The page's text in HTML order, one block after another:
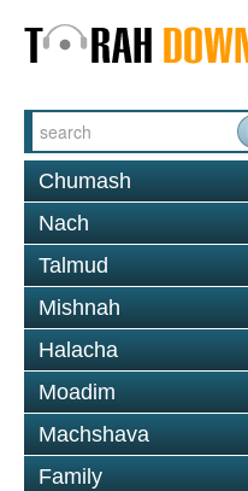
Chumash
Nach
Talmud
Mishnah
Halacha
Moadim
Machshava
Family